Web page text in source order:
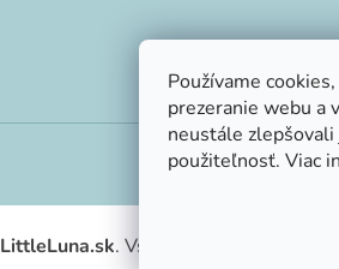
Používame
prezeranie webu a
neustále
použiteľnosť. Viac
LittleLuna.sk. Všetky práva vyhradené.